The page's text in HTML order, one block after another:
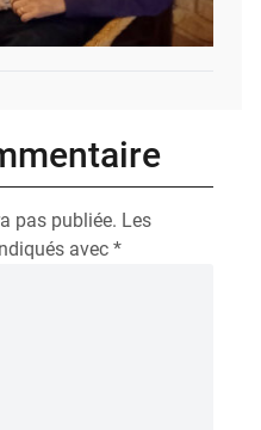
pas publiée. Les
avec *